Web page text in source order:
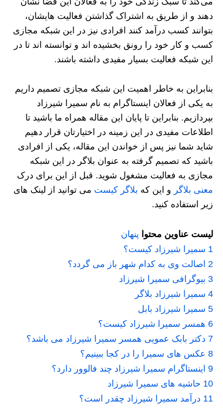
دهند و از طریق به اشتراک گذاشتن فعالیت‌ هایشان،
بتوانند کسب درآمد کنند افرادی نیز در این شبکه مجازی
کسب و کار خود را رونق بخشیده اند و توانسته اند تا در
این شبکه فعالیت بسیار مفیدی داشته باشند.
بنابراین به خاطر اهمیت این شبکه مجازی تصمیم داریم
به یکی از فعالان اینستاگرام به نام سمیرا شیرزاد
بپردازیم. بنابراین تا پایان این مقاله همراه ما باشید تا
اطلاعات مفیدی در این زمینه در اختیارتان قرار دهیم
شاید شما نیز پس از خواندن این مقاله، یکی از افرادی
باشید که تصمیم گرفته به عنوان بلاگر در این شبکه
مجازی به فعالیت مشغول شوید. قبل از این برای درک
معنی بلاگر و این که بلاگر کیست می توانید از لینک های
زیر استفاده کنید.
لیست عناوین محتوا پنهان
1 سمیرا شیرزاد کیست؟
2 اصالت وی به کدام شهر باز می گردد؟
3 بیوگرافی سمیرا شیرزاد
4 سمیرا شیرزاد بلاگر
5 سمیرا شیرزاد بابل
6 همسر سمیرا شیرزاد کیست؟
7 دکتر بابک عمویی همسر سمیرا شیرزاد می باشد؟
8 عکس های سمیرا را در کجا ببینیم؟
9 اینستاگرام سمیرا شیرزاد چند فالوور دارد؟
10 حاشیه های سمیرا شیرزاد
11 درآمد سمیرا شیرزاد چقدر است؟